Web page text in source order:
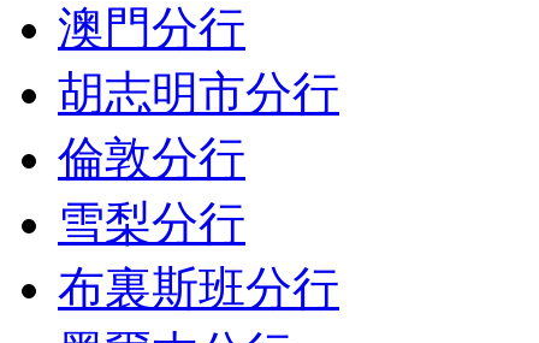
澳門分行
胡志明市分行
倫敦分行
雪梨分行
布裏斯班分行